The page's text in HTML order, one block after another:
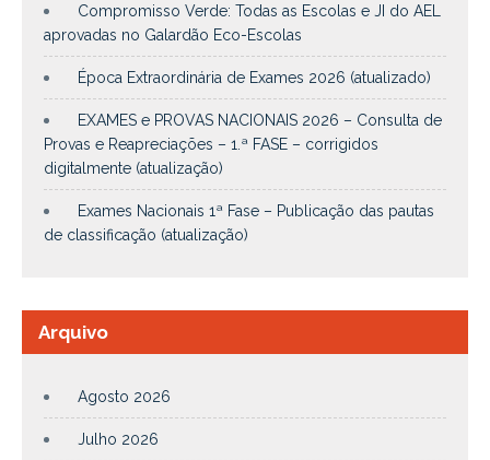
Compromisso Verde: Todas as Escolas e JI do AEL
aprovadas no Galardão Eco-Escolas
Época Extraordinária de Exames 2026 (atualizado)
EXAMES e PROVAS NACIONAIS 2026 – Consulta de
Provas e Reapreciações – 1.ª FASE – corrigidos
digitalmente (atualização)
Exames Nacionais 1ª Fase – Publicação das pautas
de classificação (atualização)
Arquivo
Agosto 2026
Julho 2026